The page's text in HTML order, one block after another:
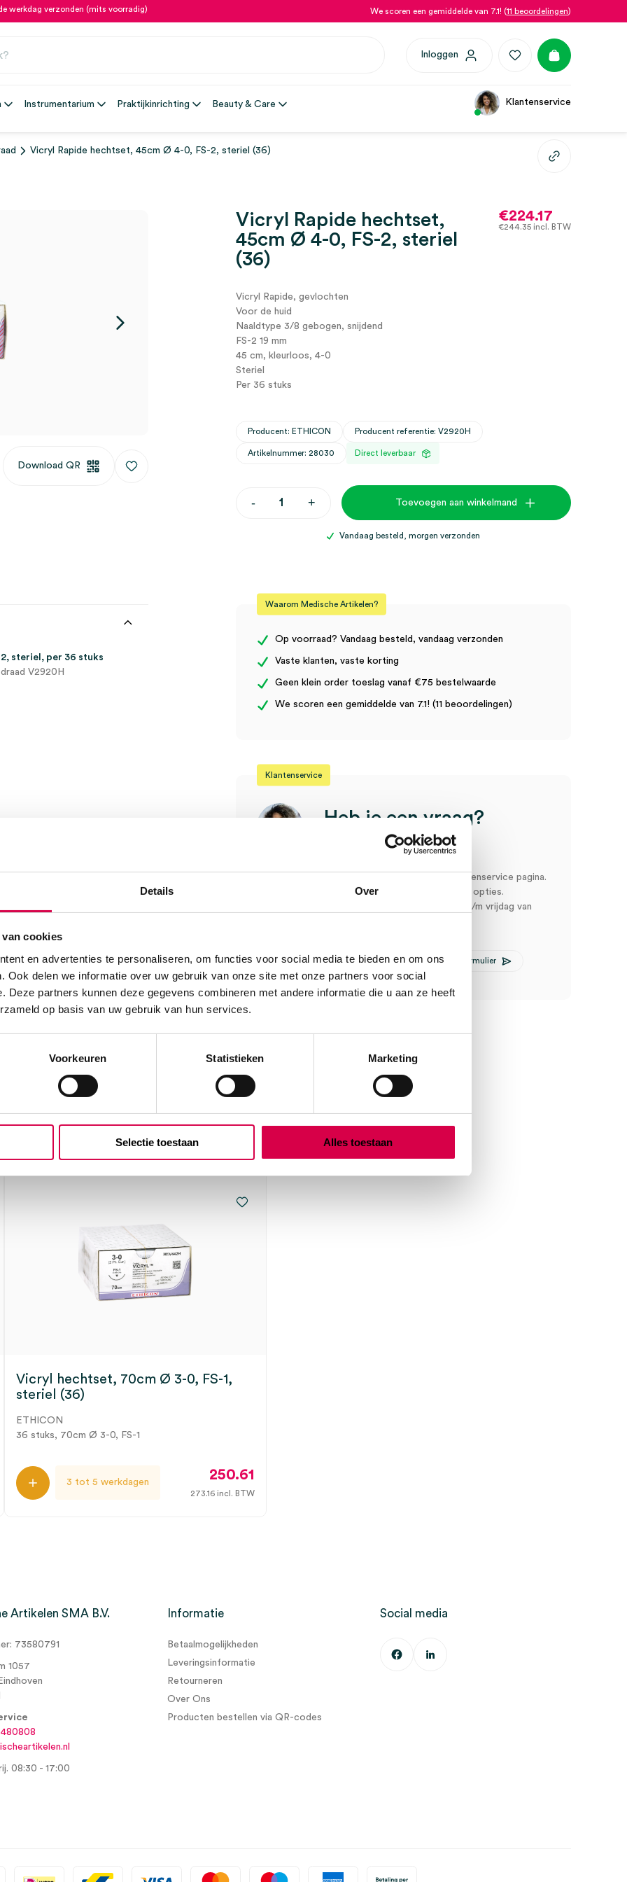
Details Over
cookies
en advertenties te personaliseren, om functies voor social media te bieden en om ons
Ook delen we informatie over uw gebruik van onze site met onze partners voor social
Deze partners kunnen deze gegevens combineren met andere informatie die u aan ze heeft
op basis van uw gebruik van hun services.
Voorkeuren Statistieken Marketing
Selectie toestaan Alles toestaan
werkdag verzonden (mits voorradig) We scoren een gemiddelde van 7.1! (11 beoordelingen)
Inloggen
Instrumentarium Praktijkinrichting Beauty & Care Klantenservice
Vicryl Rapide hechtset, 45cm Ø 4-0, FS-2, steriel (36)
Download QR
Vicryl Rapide hechtset,
45cm Ø 4-0, FS-2, steriel
(36)
€224.17
€244.35 incl. BTW
Vicryl Rapide, gevlochten
Voor de huid
Naaldtype 3/8 gebogen, snijdend
FS-2 19 mm
45 cm, kleurloos, 4-0
Steriel
Per 36 stuks
Producent: ETHICON Producent referentie: V2920H
Artikelnummer: 28030 Direct leverbaar
-
steriel
(36)
+ Toevoegen aan winkelmand
Vandaag besteld, morgen verzonden
steriel, per 36 stuks
V2920H
0, FS-2, steriel (36)” te
Waarom Medische Artikelen?
Op voorraad? Vandaag besteld, vandaag verzonden
Vaste klanten, vaste korting
Geen klein order toeslag vanaf €75 bestelwaarde
We scoren een gemiddelde van 7.1! (11 beoordelingen)
Klantenservice
Heb je een vraag?
Vind je antwoord snel en makkelijk op onze klantenservice pagina.
Of contacteer ons via een van de onderstaande opties.
Onze klantenservice is bereikbaar van maandag t/m vrijdag van
Bel Anca E-mail Anca Contactformulier
Vicryl hechtset, 70cm Ø 3-0, FS-1,
steriel (36)
ETHICON
36 stuks, 70cm Ø 3-0, FS-1
3 tot 5 werkdagen 250.61
273.16incl. BTW
Artikelen SMA B.V.
73580791
1057
08:30 - 17:00
Informatie
Betaalmogelijkheden
Leveringsinformatie
Retourneren
Over Ons
Producten bestellen via QR-codes
Social media